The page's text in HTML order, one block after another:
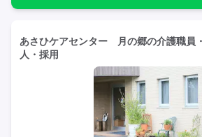
あさひケアセンター 月の郷の介護職員
人・採用